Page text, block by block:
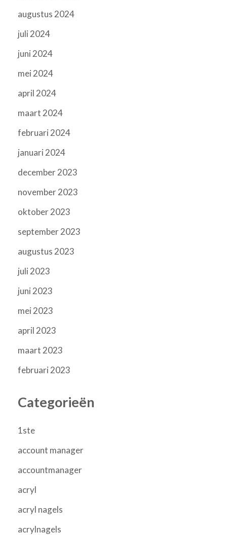
augustus 2024
juli 2024
juni 2024
mei 2024
april 2024
maart 2024
februari 2024
januari 2024
december 2023
november 2023
oktober 2023
september 2023
augustus 2023
juli 2023
juni 2023
mei 2023
april 2023
maart 2023
februari 2023
Categorieën
1ste
account manager
accountmanager
acryl
acryl nagels
acrylnagels